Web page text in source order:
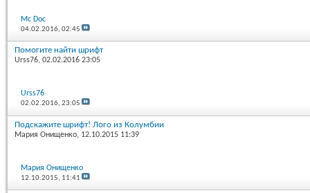
Mc Doc
04.02.2016,02:45
Помогите найти шрифт
Urss76, 02.02.2016 23:05
Urss76
02.02.2016,23:05
Подскажите шрифт! Лого из Колумбии
Мария Онищенко, 12.10.2015 11:39
Мария Онищенко
12.10.2015, 11:41